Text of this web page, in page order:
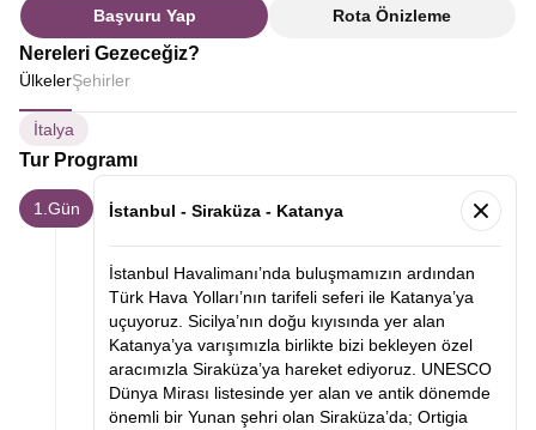
Başvuru Yap
Rota Önizleme
Nereleri Gezeceğiz?
ÜlkelerŞehirler
İtalya
Tur Programı
1.Gün İstanbul - Siraküza - Katanya
İstanbul Havalimanı’nda buluşmamızın ardından
Türk Hava Yolları’nın tarifeli seferi ile Katanya’ya
uçuyoruz. Sicilya’nın doğu kıyısında yer alan
Katanya’ya varışımızla birlikte bizi bekleyen özel
aracımızla Siraküza’ya hareket ediyoruz. UNESCO
Dünya Mirası listesinde yer alan ve antik dönemde
önemli bir Yunan şehri olan Siraküza’da; Ortigia